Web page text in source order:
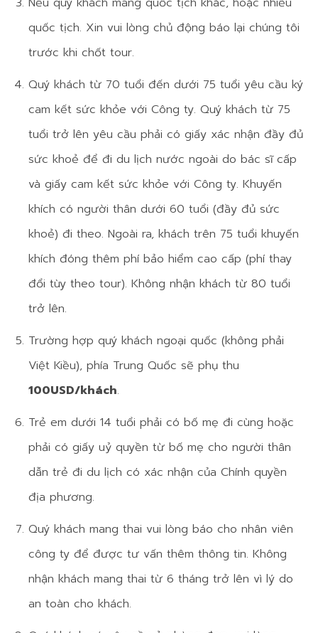
quốc tịch. Xin vui lòng chủ động báo lại chúng tôi
trước khi chốt tour.
Quý khách từ 70 tuổi đến dưới 75 tuổi yêu cầu ký
cam kết sức khỏe với Công ty. Quý khách từ 75
tuổi trở lên yêu cầu phải có giấy xác nhận đầy đủ
sức khoẻ để đi du lịch nước ngoài do bác sĩ cấp
và giấy cam kết sức khỏe với Công ty. Khuyến
khích có người thân dưới 60 tuổi (đầy đủ sức
khoẻ) đi theo. Ngoài ra, khách trên 75 tuổi khuyến
khích đóng thêm phí bảo hiểm cao cấp (phí thay
đổi tùy theo tour). Không nhận khách từ 80 tuổi
trở lên.
Trường hợp quý khách ngoại quốc (không phải
Việt Kiều), phía Trung Quốc sẽ phụ thu
100USD/khách.
Trẻ em dưới 14 tuổi phải có bố mẹ đi cùng hoặc
phải có giấy uỷ quyền từ bố mẹ cho người thân
dẫn trẻ đi du lịch có xác nhận của Chính quyền
địa phương.
Quý khách mang thai vui lòng báo cho nhân viên
công ty để được tư vấn thêm thông tin. Không
nhận khách mang thai từ 6 tháng trở lên vì lý do
an toàn cho khách.